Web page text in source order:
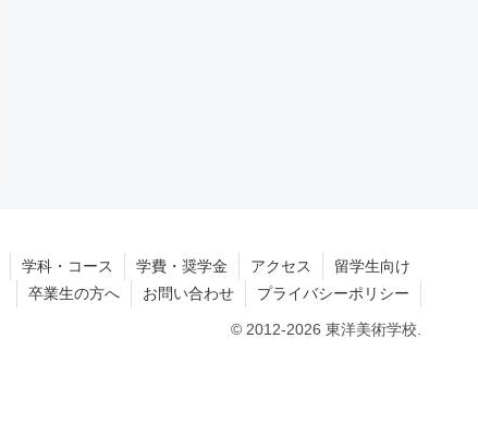
学科・コース 学費・奨学金 アクセス
留学生向け
卒業生の方へ
お問い合わせ プライバシーポリシー
© 2012-2026 東洋美術学校.